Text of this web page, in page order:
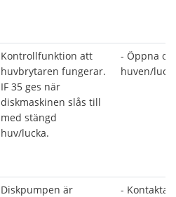
Kontrollfunktion att
huvbrytaren fungerar.
IF 35 ges när
diskmaskinen slås till
med stängd
huv/lucka.
- Öppna
huven/
Diskpumpen är
- Kontakta